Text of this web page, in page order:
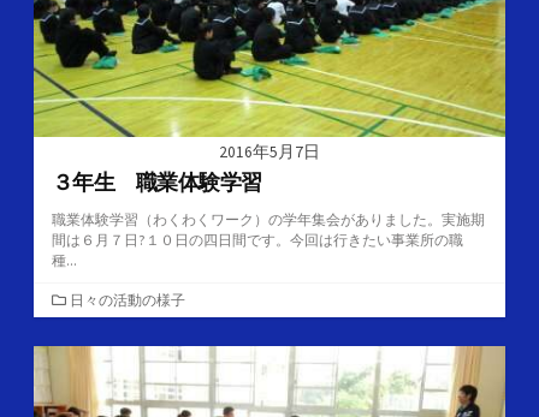
2016年5月7日
３年生 職業体験学習
職業体験学習（わくわくワーク）の学年集会がありました。実施期
間は６月７日?１０日の四日間です。今回は行きたい事業所の職
種...
カ
テ
ゴ
日々の活動の様子